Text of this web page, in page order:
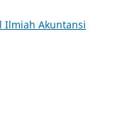
Ilmiah Akuntansi